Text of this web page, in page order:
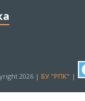
2026 | БУ "РПК" |